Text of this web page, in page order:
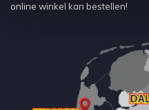
online winkel kan bestellen!